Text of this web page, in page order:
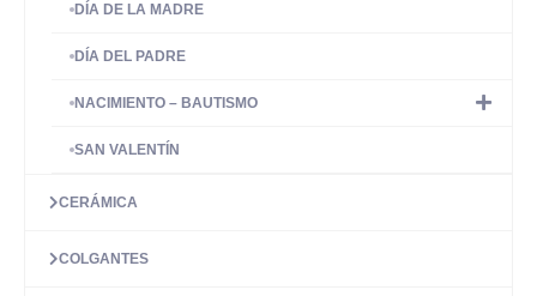
DÍA DE LA MADRE
DÍA DEL PADRE
NACIMIENTO – BAUTISMO
SAN VALENTÍN
CERÁMICA
COLGANTES